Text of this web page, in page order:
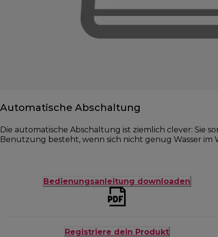
Automatische Abschaltung
Die automatische Abschaltung ist ziemlich clever: Sie
Benutzung besteht, wenn sich nicht genug Wasser im
Bedienungsanleitung downloaden
Registriere dein Produkt